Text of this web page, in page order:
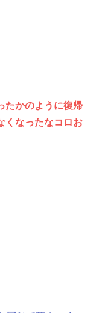
たかのように復帰
くなったなコロお